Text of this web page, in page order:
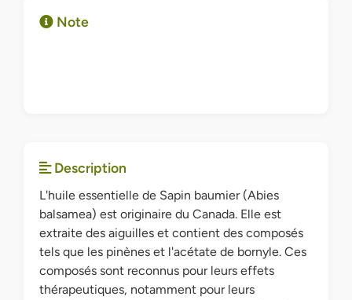
Note
Description
L'huile essentielle de Sapin baumier (Abies
balsamea) est originaire du Canada. Elle est
extraite des aiguilles et contient des composés
tels que les pinènes et l'acétate de bornyle. Ces
composés sont reconnus pour leurs effets
thérapeutiques, notamment pour leurs